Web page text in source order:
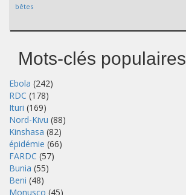
bêtes
Mots-clés populaires
Ebola (242)
RDC (178)
Ituri (169)
Nord-Kivu (88)
Kinshasa (82)
épidémie (66)
FARDC (57)
Bunia (55)
Beni (48)
Monusco (45)